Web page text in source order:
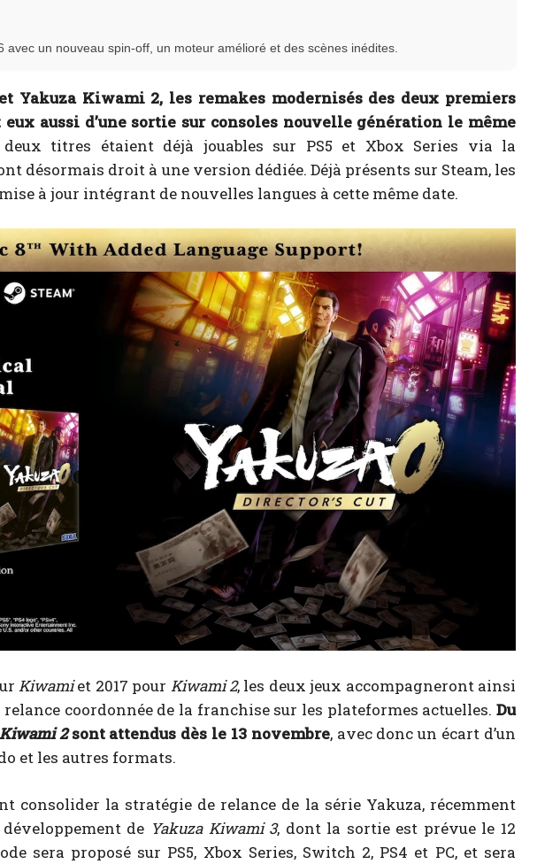
avec un nouveau spin-off, un moteur amélioré et des scènes inédites.
Yakuza Kiwami 2, les remakes modernisés des deux premiers
aussi d’une sortie sur consoles nouvelle génération le même
titres étaient déjà jouables sur PS5 et Xbox Series via la
désormais droit à une version dédiée. Déjà présents sur Steam, les
à jour intégrant de nouvelles langues à cette même date.
Kiwamiet 2017 pour Kiwami 2, les deux jeux accompagneront ainsi
coordonnée de la franchise sur les plateformes actuelles. Du
Kiwami 2sont attendus dès le 13 novembre, avec donc un écart d’un
et les autres formats.
consolider la stratégie de relance de la série Yakuza, récemment
de Yakuza Kiwami 3, dont la sortie est prévue le 12
sera proposé sur PS5, Xbox Series, Switch 2, PS4 et PC, et sera